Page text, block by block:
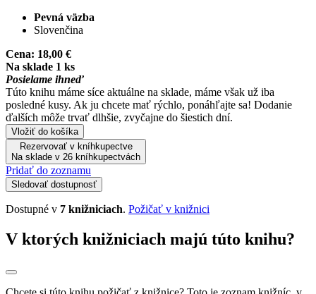
Pevná väzba
Slovenčina
Cena: 18,00 €
Na sklade 1 ks
Posielame ihneď
Túto knihu máme síce aktuálne na sklade, máme však už iba
posledné kusy. Ak ju chcete mať rýchlo, ponáhľajte sa! Dodanie
ďalších môže trvať dlhšie, zvyčajne do šiestich dní.
Vložiť do košíka
Rezervovať v kníhkupectve
Na sklade v 26 kníhkupectvách
Pridať do zoznamu
Sledovať dostupnosť
Dostupné v 7 knižniciach. Požičať v knižnici
V ktorých knižniciach majú túto knihu?